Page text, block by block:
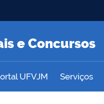
e Concursos
UFVJM Serviços